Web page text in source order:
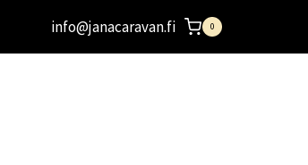
info@janacaravan.fi 0